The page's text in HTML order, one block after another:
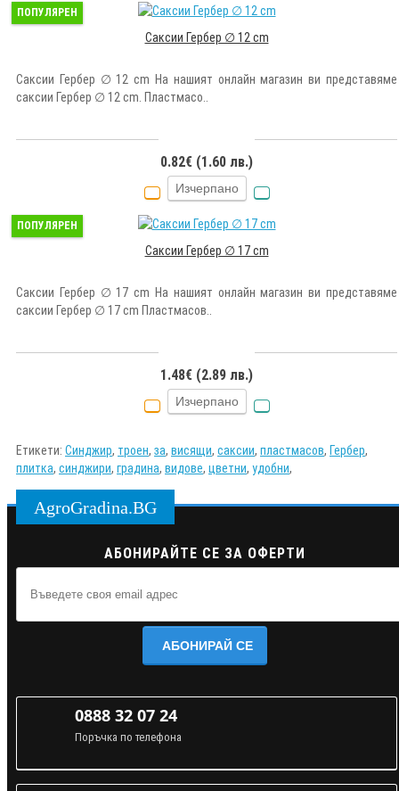
ПОПУЛЯРЕН
Саксии Гербер ∅ 12 cm
Саксии Гербер ∅ 12 cm На нашият онлайн магазин ви представяме
саксии Гербер ∅ 12 cm. Пластмасо..
0.82€ (1.60 лв.)
Изчерпано
ПОПУЛЯРЕН
Саксии Гербер ∅ 17 cm
Саксии Гербер ∅ 17 cm На нашият онлайн магазин ви представяме
саксии Гербер ∅ 17 cm Пластмасов..
1.48€ (2.89 лв.)
Изчерпано
Етикети: Синджир, троен, за, висящи, саксии, пластмасов, Гербер,
плитка, синджири, градина, видове, цветни, удобни,
AgroGradina.BG
АБОНИРАЙТЕ СЕ ЗА ОФЕРТИ
АБОНИРАЙ СЕ
0888 32 07 24
Поръчка по телефона